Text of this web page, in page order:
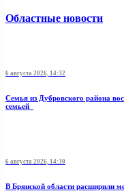
Областные новости
6 августа 2026, 14:32
Семья из Дубровского района
семьей
6 августа 2026, 14:30
В Брянской области расширили